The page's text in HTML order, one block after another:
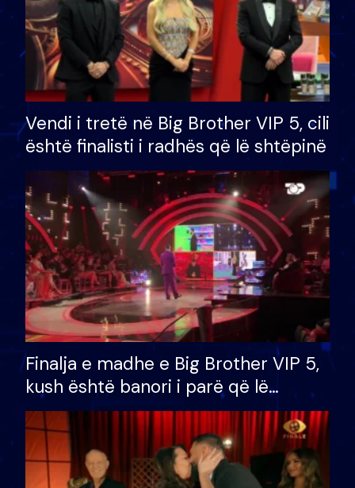
Vendi i tretë në Big Brother VIP 5, cili
është finalisti i radhës që lë shtëpinë
Finalja e madhe e Big Brother VIP 5,
kush është banori i parë që lë
shtëpinë dhe humb mundësinë për
të fituar çmimin e madh